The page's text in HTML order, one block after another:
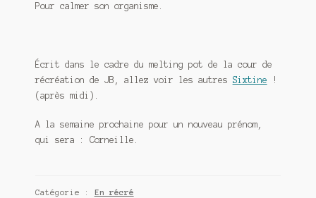
Pour calmer son organisme.
Écrit dans le cadre du melting pot de la cour de
récréation de JB, allez voir les autres Sixtine !
(après midi).
A la semaine prochaine pour un nouveau prénom,
qui sera : Corneille.
Catégorie : En récré